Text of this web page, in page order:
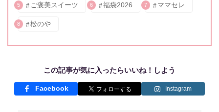
5 ご褒美スイーツ 6 福袋2026 7 ママセレ
8 松のや
この記事が気に入ったらいいね！しよう
Facebook Instagram